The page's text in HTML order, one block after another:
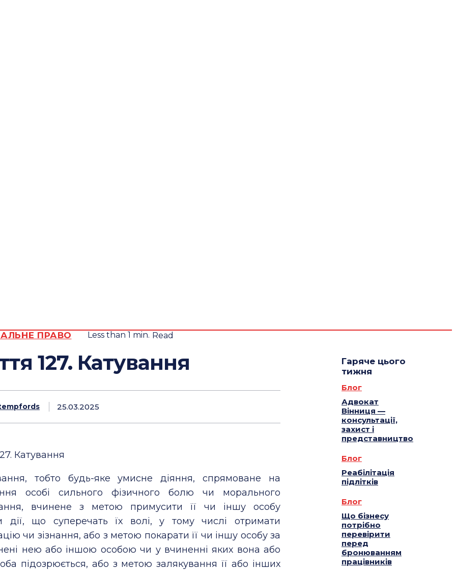
ПРАВО Less than 1 min. Read
127. Катування
25.03.2025
Катування
тобто будь-яке умисне діяння, спрямоване на
особі сильного фізичного болю чи морального
вчинене з метою примусити її чи іншу особу
дії, що суперечать їх волі, у тому числі отримати
чи зізнання, або з метою покарати її чи іншу особу за
нею або іншою особою чи у вчиненні яких вона або
підозрюється, або з метою залякування її або інших
Гаряче цього
тижня
Блог
Адвокат
Вінниця —
консультації,
захист і
представництво
Блог
Реабілітація
підлітків
Блог
Що бізнесу
потрібно
перевірити
перед
бронюванням
працівників